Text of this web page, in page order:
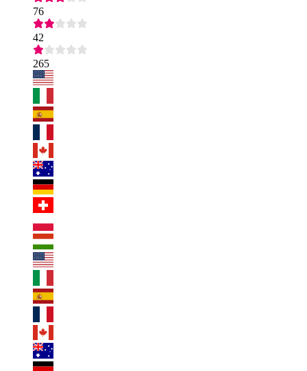
76
42
265